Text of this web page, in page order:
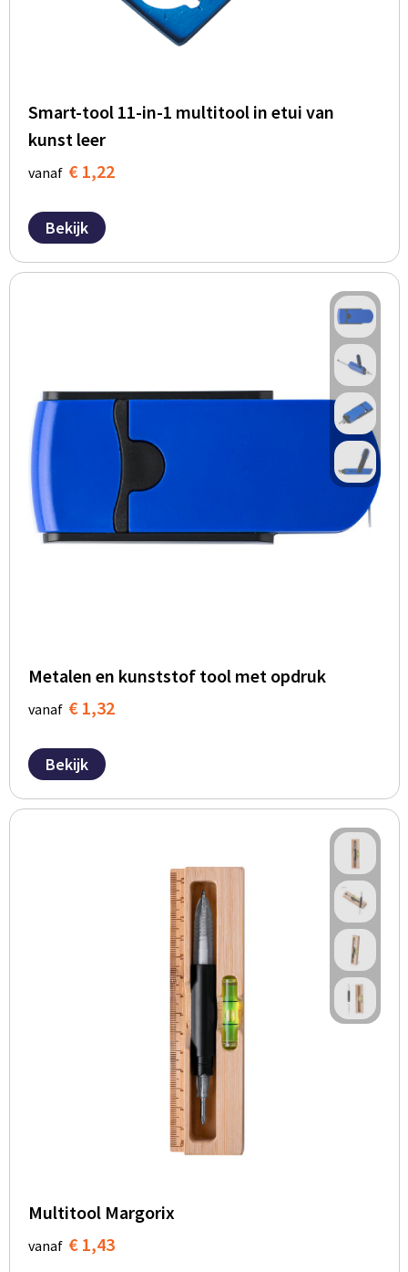
Smart-tool 11-in-1 multitool in etui van
kunst leer
vanaf € 1,22
Bekijk
Metalen en kunststof tool met opdruk
vanaf € 1,32
Bekijk
Multitool Margorix
vanaf € 1,43